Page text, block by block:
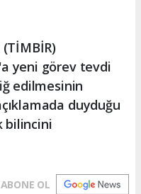
yeni görev tevdi
edilmesinin
duyduğu
bilincini
ABONE OL